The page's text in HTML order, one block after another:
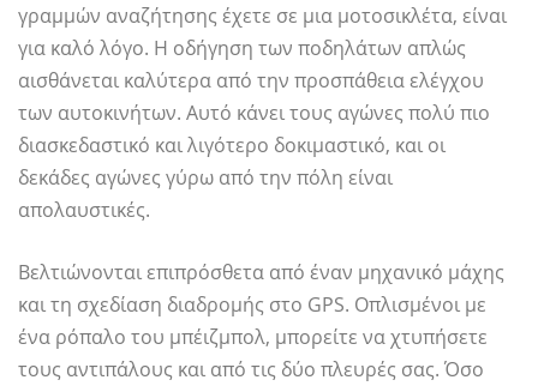
γραμμών αναζήτησης έχετε σε μια μοτοσικλέτα, είναι
για καλό λόγο. Η οδήγηση των ποδηλάτων απλώς
αισθάνεται καλύτερα από την προσπάθεια ελέγχου
των αυτοκινήτων. Αυτό κάνει τους αγώνες πολύ πιο
διασκεδαστικό και λιγότερο δοκιμαστικό, και οι
δεκάδες αγώνες γύρω από την πόλη είναι
απολαυστικές.
Βελτιώνονται επιπρόσθετα από έναν μηχανικό μάχης
και τη σχεδίαση διαδρομής στο GPS. Οπλισμένοι με
ένα ρόπαλο του μπέιζμπολ, μπορείτε να χτυπήσετε
τους αντιπάλους και από τις δύο πλευρές σας. Όσο